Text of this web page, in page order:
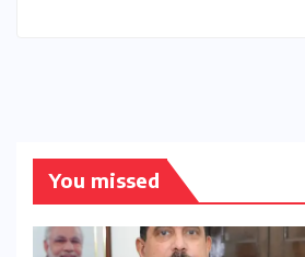
You missed